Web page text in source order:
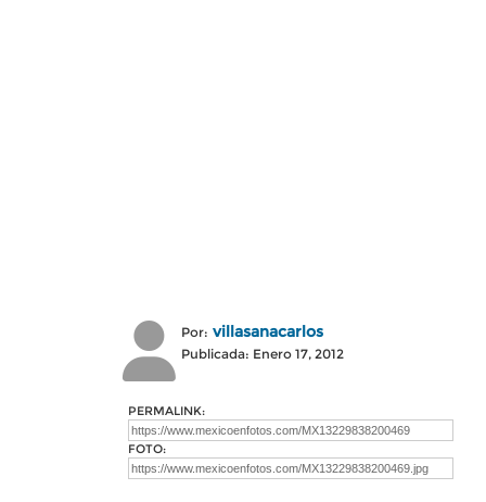
Por: villasanacarlos
Publicada: Enero 17, 2012
PERMALINK:
FOTO: